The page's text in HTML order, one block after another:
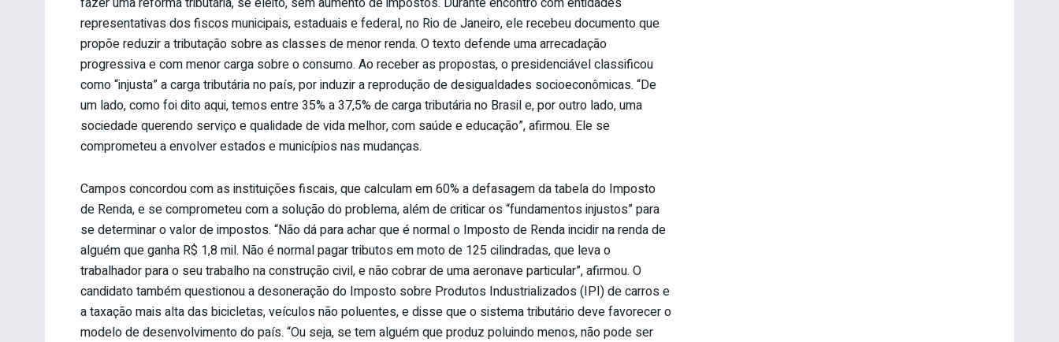
representativas dos fiscos municipais, estaduais e federal, no Rio de Janeiro, ele recebeu documento que
propõe reduzir a tributação sobre as classes de menor renda. O texto defende uma arrecadação
progressiva e com menor carga sobre o consumo. Ao receber as propostas, o presidenciável classificou
como “injusta” a carga tributária no país, por induzir a reprodução de desigualdades socioeconômicas. “De
um lado, como foi dito aqui, temos entre 35% a 37,5% de carga tributária no Brasil e, por outro lado, uma
sociedade querendo serviço e qualidade de vida melhor, com saúde e educação”, afirmou. Ele se
comprometeu a envolver estados e municípios nas mudanças.
Campos concordou com as instituições fiscais, que calculam em 60% a defasagem da tabela do Imposto
de Renda, e se comprometeu com a solução do problema, além de criticar os “fundamentos injustos” para
se determinar o valor de impostos. “Não dá para achar que é normal o Imposto de Renda incidir na renda de
alguém que ganha R$ 1,8 mil. Não é normal pagar tributos em moto de 125 cilindradas, que leva o
trabalhador para o seu trabalho na construção civil, e não cobrar de uma aeronave particular”, afirmou. O
candidato também questionou a desoneração do Imposto sobre Produtos Industrializados (IPI) de carros e
a taxação mais alta das bicicletas, veículos não poluentes, e disse que o sistema tributário deve favorecer o
modelo de desenvolvimento do país. “Ou seja, se tem alguém que produz poluindo menos, não pode ser